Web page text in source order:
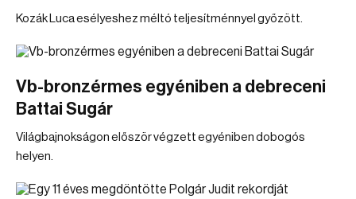
Kozák Luca esélyeshez méltó teljesítménnyel győzött.
Vb-bronzérmes egyéniben a debreceni
Battai Sugár
Világbajnokságon először végzett egyéniben dobogós
helyen.